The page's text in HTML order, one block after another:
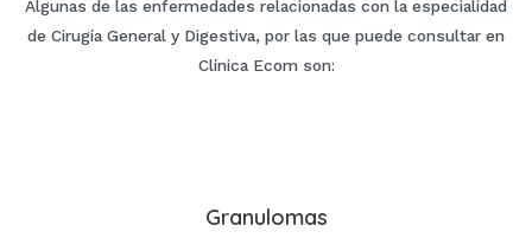
Algunas de las enfermedades relacionadas con la especialidad
de Cirugía General y Digestiva, por las que puede consultar en
Clínica Ecom son:
Granulomas